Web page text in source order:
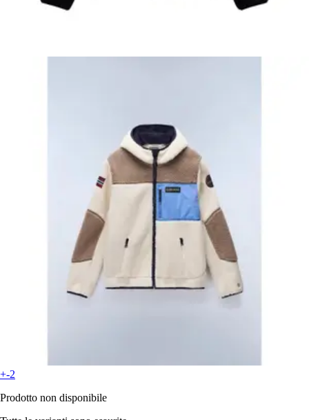
+-2
Prodotto non disponibile